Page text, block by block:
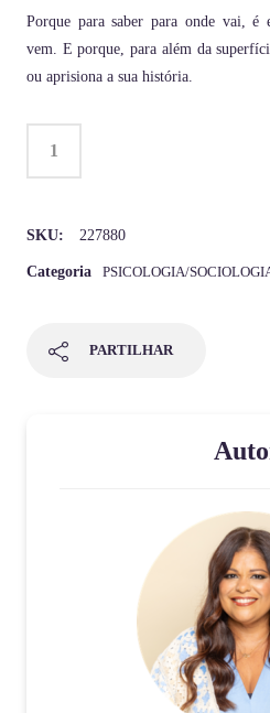
Porque para saber para onde vai, é
vem. E porque, para além da
ou aprisiona a sua história.
SKU: 227880
Categoria PSICOLOGIA/
PARTILHAR